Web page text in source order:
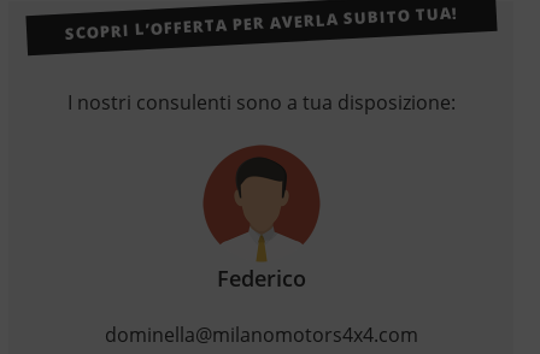
SCOPRI L’OFFERTA PER AVERLA SUBITO TUA!
I nostri consulenti sono a tua disposizione:
Federico
dominella@milanomotors4x4.com